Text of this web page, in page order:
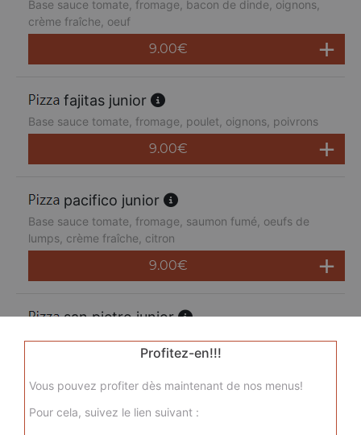
Base sauce tomate, fromage, bacon de dinde, oignons,
crème fraîche, oeuf
9.00€
fajitas junior
Base sauce tomate, fromage, poulet, oignons, poivrons
9.00€
pacifico junior
Base sauce tomate, fromage, saumon fumé, oeufs de
lumps, crème fraîche, citron
9.00€
san pietro junior
Base sauce tomate, fromage, chorizo, jambon de dinde,
merguez, champignons
9.00€
Profitez-en!!!
Vous pouvez profiter dès maintenant de nos menus!
Pour cela, suivez le lien suivant :